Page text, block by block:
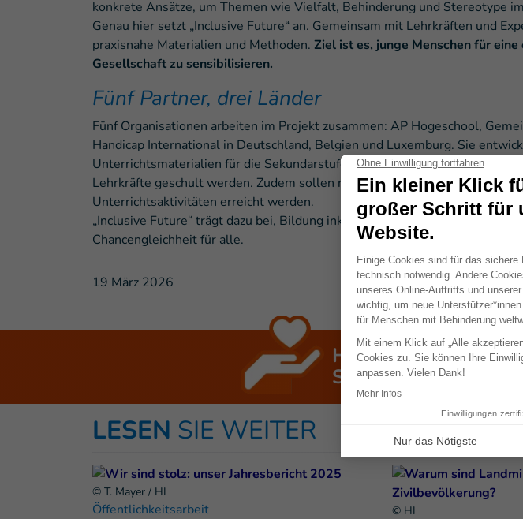
konkrete Ansätze, um Themen wie Vielfalt, Behinderung und Stereotype
Genau hier setzt „Inclusive Future“ an. Gemeinsam mit Lehrkräften und
praxisnahe Materialien und Methoden. Ziel ist es, junge Menschen für
Gesellschaft zu sensibilisieren.
Fünf Partner, drei Länder
Fünf Organisationen arbeiten im Projekt zusammen: AP Hogeschool,
Handicap International in Deutschland, Belgien und Luxemburg. Sie
Unterrichtsmaterialien für die Sekundarstufe. Über eine digitale Plattform
Lehrkräfte geschult werden. Zudem sollen mehr als 5.000 Schüler*innen
Unterrichtsaktivitäten erreicht werden.
„Inclusive Future“ trägt dazu bei, Bildung inklusiver zu gestalten. Es stärkt
Chancengleichheit für alle.
19 März 2026
HELFEN
SIE MIT
LESEN SIE WEITER
© T. Mayer / HI
Öffentlichkeitsarbeit © HI